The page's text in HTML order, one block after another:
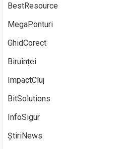
BestResource
MegaPonturi
GhidCorect
Biruinței
ImpactCluj
BitSolutions
InfoSigur
ȘtiriNews